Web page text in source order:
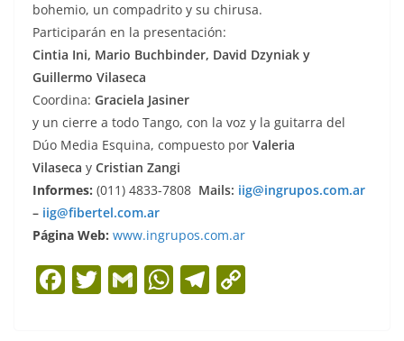
bohemio, un compadrito y su chirusa.
Participarán en la presentación:
Cintia Ini, Mario Buchbinder, David Dzyniak y
Guillermo Vilaseca
Coordina: Graciela Jasiner
y un cierre a todo Tango, con la voz y la guitarra del
Dúo Media Esquina, compuesto por Valeria
Vilaseca y Cristian Zangi
Informes: (011) 4833-7808 Mails: iig@ingrupos.com.ar
– iig@fibertel.com.ar
Página Web: www.ingrupos.com.ar
F T G W T